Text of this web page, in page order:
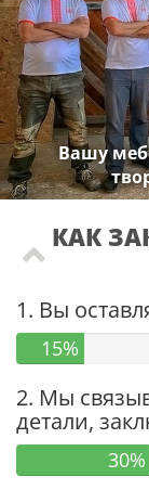
Вашу
КАК
1. Вы
15%
2. Мы
детали,
30%